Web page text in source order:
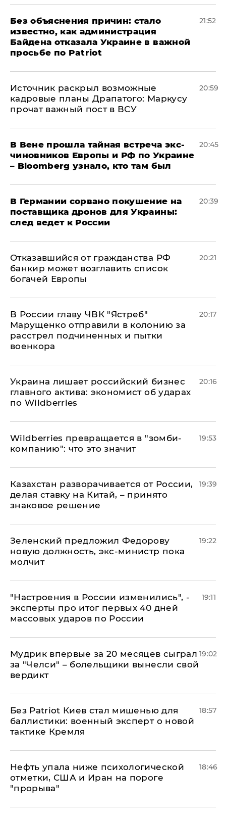
Без объяснения причин: стало
известно, как администрация
Байдена отказала Украине в важной
просьбе по Patriot
21:52
​Источник раскрыл возможные
кадровые планы Драпатого: Маркусу
прочат важный пост в ВСУ
20:59
В Вене прошла тайная встреча экс-
чиновников Европы и РФ по Украине
– Bloomberg узнало, кто там был
20:45
​В Германии сорвано покушение на
поставщика дронов для Украины:
след ведет к России
20:39
Отказавшийся от гражданства РФ
банкир может возглавить список
богачей Европы
20:21
В России главу ЧВК "Ястреб"
Марущенко отправили в колонию за
расстрел подчиненных и пытки
военкора
20:17
​Украина лишает российский бизнес
главного актива: экономист об ударах
по Wildberries
20:16
Wildberries превращается в "зомби-
компанию": что это значит
19:53
Казахстан разворачивается от России,
делая ставку на Китай, – принято
знаковое решение
19:39
Зеленский предложил Федорову
новую должность, экс-министр пока
молчит
19:22
"Настроения в России изменились", -
эксперты про итог первых 40 дней
массовых ударов по России
19:11
Мудрик впервые за 20 месяцев сыграл
за "Челси" – болельщики вынесли свой
вердикт
19:02
​Без Patriot Киев стал мишенью для
баллистики: военный эксперт о новой
тактике Кремля
18:57
Нефть упала ниже психологической
отметки, США и Иран на пороге
"прорыва"
18:46